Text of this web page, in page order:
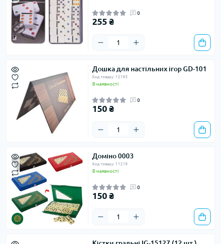
0
255 ₴
Дошка для настільних ігор GD-101
Код товару: 12185
В наявності
0
150 ₴
Доміно 0003
Код товару: 11218
В наявності
0
150 ₴